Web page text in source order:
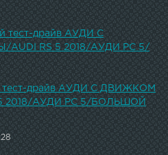
тест-драйв АУДИ С
RS 5 2018/АУДИ РС 5/
тест-драйв АУДИ С ДВИЖКОМ
2018/АУДИ РС 5/БОЛЬШОЙ